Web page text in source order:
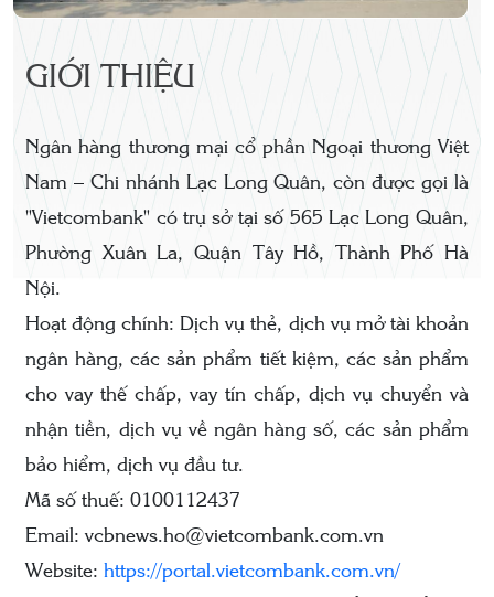
GIỚI THIỆU
Ngân hàng thương mại cổ phần Ngoại thương Việt
Nam – Chi nhánh Lạc Long Quân, còn được gọi là
"Vietcombank" có trụ sở tại số 565 Lạc Long Quân,
Phường Xuân La, Quận Tây Hồ, Thành Phố Hà
Nội.
Hoạt động chính: Dịch vụ thẻ, dịch vụ mở tài khoản
ngân hàng, các sản phẩm tiết kiệm, các sản phẩm
cho vay thế chấp, vay tín chấp, dịch vụ chuyển và
nhận tiền, dịch vụ về ngân hàng số, các sản phẩm
bảo hiểm, dịch vụ đầu tư.
Mã số thuế: 0100112437
Email: vcbnews.ho@vietcombank.com.vn
Website:https://portal.vietcombank.com.vn/